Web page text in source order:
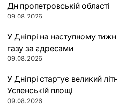
Дніпропетровській області
09.08.2026
У Дніпрі на наступному
газу за адресами
09.08.2026
У Дніпрі стартує великий
Успенській площі
09.08.2026